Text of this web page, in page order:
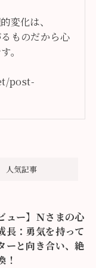
変化は、
ものだから心
。
post-
人気記事
ュー】Ｎさまの心
長：勇気を持って
ーと向き合い、絶
！